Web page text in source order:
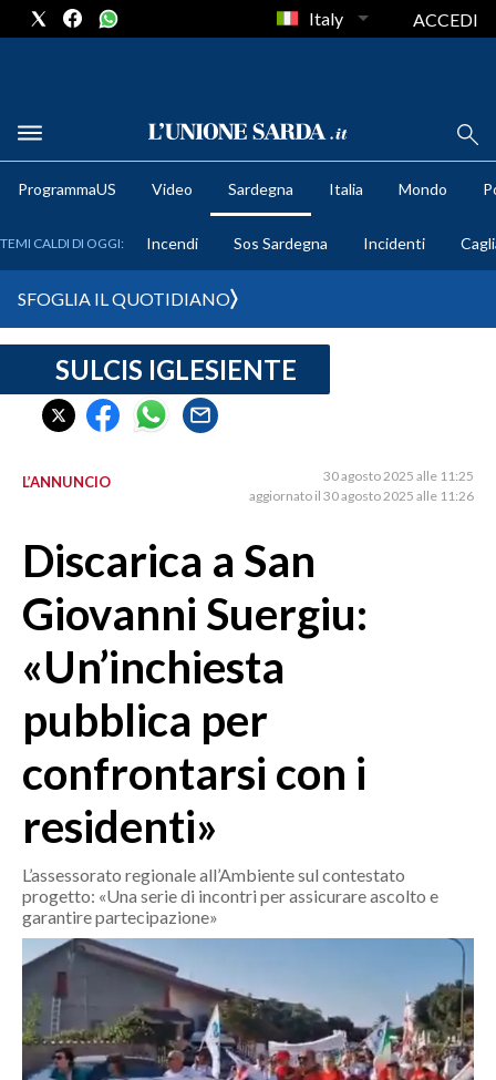
METEO
CRONACA SARDEGNA
CAGLIARI
SULCIS IGLESIENTE
SASSARI E PROVINCIA
GALLURA
OGLIASTRA
AGENDA
ITALIA
MONDO
POLITICA
SERVIZI ALLE IMPRESE
LAVORO
BANDI
Italy ACCEDI
ProgrammaUS Video Sardegna Italia Mondo
TEMI CALDI DI OGGI: Incendi Sos Sardegna Incidenti
SFOGLIA IL QUOTIDIANO
SULCIS IGLESIENTE
L’ANNUNCIO
30 agosto 2025 alle 11:25
aggiornato il 30 agosto 2025 alle 11:26
Discarica a San
Giovanni Suergiu:
«Un’inchiesta
pubblica per
confrontarsi con i
residenti»
L’assessorato regionale all’Ambiente sul contestato
progetto: «Una serie di incontri per assicurare ascolto e
garantire partecipazione»